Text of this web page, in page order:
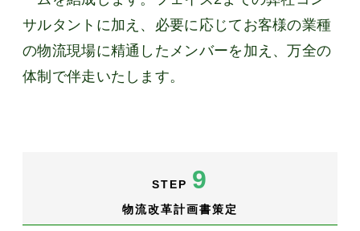
サルタントに加え、必要に応じてお客様の業種
の物流現場に精通したメンバーを加え、万全の
体制で伴走いたします。
STEP 9
物流改革計画書策定